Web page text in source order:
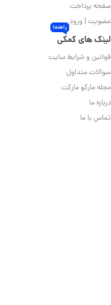
صفحه پرداخت
عضویت | ورود
لینک های کمکی
راهنما
قوانین و شرایط سایت
سوالات متداول
مجله مارکو مارکت
درباره ما
تماس با ما